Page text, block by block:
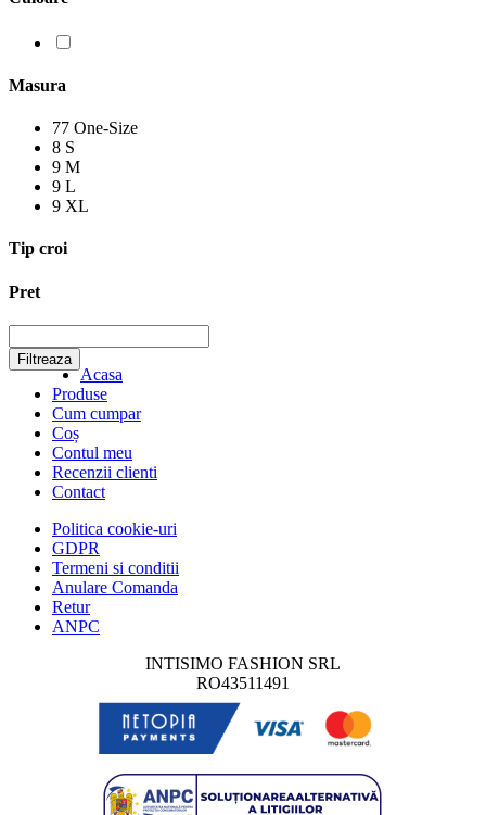
Masura
77 One-Size
8 S
9 M
9 L
9 XL
Tip croi
Pret
Filtreaza
Acasa
Produse
Cum cumpar
Coș
Contul meu
Recenzii clienti
Contact
Politica cookie-uri
GDPR
Termeni si conditii
Anulare Comanda
Retur
ANPC
INTISIMO FASHION SRL
RO43511491